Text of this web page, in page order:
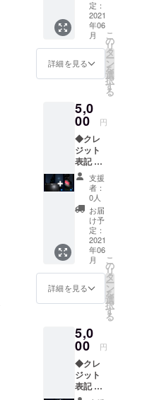
です。
◆スマ
ホ壁紙
デー
タ：
キャラ
クター3
種セッ
ト ：世
類セッ
ト ※こ
ちらの3
点は
メール
にてお
届けい
たしま
す。
定：
2021
年06
月
詳細を見る
こ
の
リ
タ
ー
ン
を
選
択
す
る
5,0
00 円
◆クレ
ジット
表記 会
場の石
碑にお
名前を
刻みま
す ◆ス
マホ壁
紙デー
タ：世
界観3種
セット
※記載し
て欲し
いお名
考欄に
記入し
てくだ
さい。
※壁紙
データ
支援
者：
0人
お届
け予
定：
2021
年06
月
詳細を見る
こ
の
リ
タ
ー
ン
を
選
択
す
る
5,0
00 円
◆クレ
ジット
表記 会
場の石